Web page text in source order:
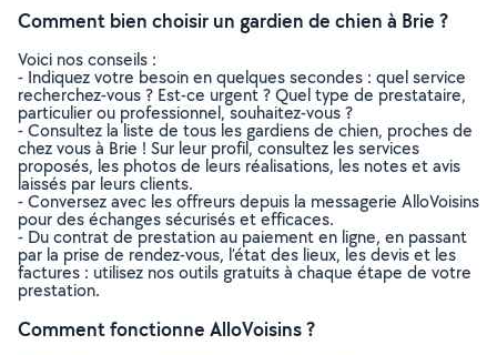
Comment bien choisir un gardien de chien à Brie ?
Voici nos conseils :
- Indiquez votre besoin en quelques secondes : quel service
recherchez-vous ? Est-ce urgent ? Quel type de prestataire,
particulier ou professionnel, souhaitez-vous ?
- Consultez la liste de tous les gardiens de chien, proches de
chez vous à Brie ! Sur leur profil, consultez les services
proposés, les photos de leurs réalisations, les notes et avis
laissés par leurs clients.
- Conversez avec les offreurs depuis la messagerie AlloVoisins
pour des échanges sécurisés et efficaces.
- Du contrat de prestation au paiement en ligne, en passant
par la prise de rendez-vous, l’état des lieux, les devis et les
factures : utilisez nos outils gratuits à chaque étape de votre
prestation.
Comment fonctionne AlloVoisins ?